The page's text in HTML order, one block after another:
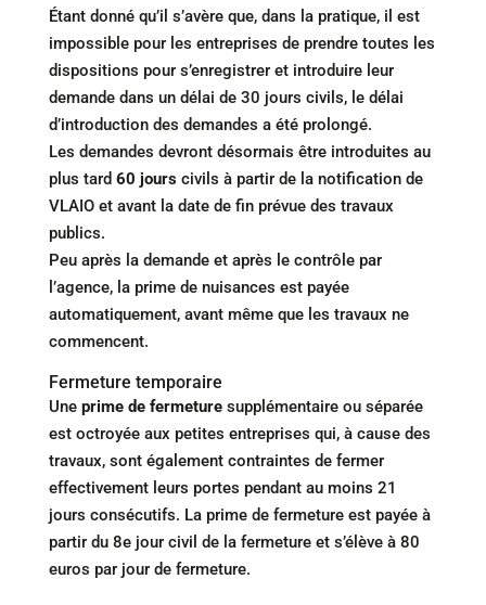
Étant donné qu’il s’avère que, dans la pratique, il est
impossible pour les entreprises de prendre toutes les
dispositions pour s’enregistrer et introduire leur
demande dans un délai de 30 jours civils, le délai
d’introduction des demandes a été prolongé.
Les demandes devront désormais être introduites au
plus tard 60 jourscivils à partir de la notification de
VLAIO et avant la date de fin prévue des travaux
publics.
Peu après la demande et après le contrôle par
l’agence, la prime de nuisances est payée
automatiquement, avant même que les travaux ne
commencent.
Fermeture temporaire
Une prime de fermeturesupplémentaire ou séparée
est octroyée aux petites entreprises qui, à cause des
travaux, sont également contraintes de fermer
effectivement leurs portes pendant au moins 21
jours consécutifs. La prime de fermeture est payée à
partir du 8e jour civil de la fermeture et s’élève à 80
euros par jour de fermeture.